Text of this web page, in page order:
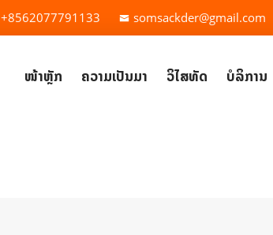
+8562077791133 somsackder@gmail.com
ໜ້າຫຼັກ ຄວາມເປັນມາ ວິໄສທັດ ບໍລິການ